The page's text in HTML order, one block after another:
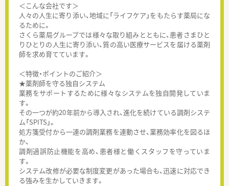
＜こんな会社です＞
人々の人生に寄り添い、地域に「ライフケア」をもたらす薬局にな
るために。
さくら薬局グループでは様々な取り組みとともに、患者さまひと
りひとりの人生に寄り添い、質の高い医療サービスを届ける薬剤
師を求め育てています。
＜特徴・ポイントのご紹介＞
★薬剤師を守る独自システム
業務をサポートするために様々なシステムを独自開発していま
す。
その一つが約20年前から導入され、進化を続けている調剤システ
ム「SPITS」。
処方箋受付から一連の調剤業務を連動させ、業務効率化を図るほ
か、
調剤過誤防止機能を高め、患者様と働くスタッフを守っていま
す。
システム改修が必要な制度変更があった場合も、迅速に対応でき
る強みを生かしていきます。